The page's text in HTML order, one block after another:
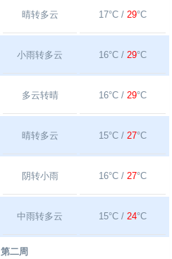
晴转多云 17°C / 29°C
小雨转多云 16°C / 29°C
多云转晴 16°C / 29°C
晴转多云 15°C / 27°C
阴转小雨 16°C / 27°C
中雨转多云 15°C / 24°C
第二周